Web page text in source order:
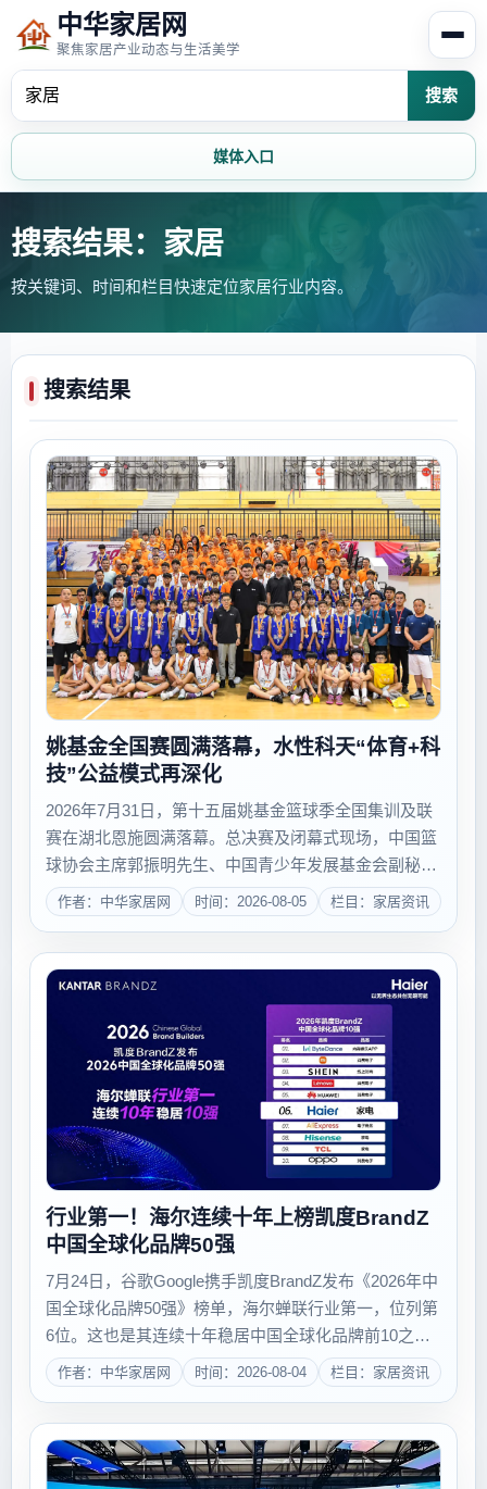
中华家居网
聚焦家居产业动态与生活美学
搜索
媒体入口
首页
家居风水 家居欣赏
家装攻略 创意家居
搜索结果：家居
按关键词、时间和栏目快速定位家居行业内容。
搜索结果
姚基金全国赛圆满落幕，水性科天“体育+科
技”公益模式再深化
2026年7月31日，第十五届姚基金篮球季全国集训及联
赛在湖北恩施圆满落幕。总决赛及闭幕式现场，中国篮
球协会主席郭振明先生、中国青少年发展基金会副秘书
长张华伟先生、北京市文化教育领域基金会第一联合党
委专职副书记林立先生、共青团湖北省委书记刘治田先
作者：中华家居网 时间：2026-08-05 栏目：家居资讯
行业第一！海尔连续十年上榜凯度BrandZ
中国全球化品牌50强
7月24日，谷歌Google携手凯度BrandZ发布《2026年中
国全球化品牌50强》榜单，海尔蝉联行业第一，位列第
6位。这也是其连续十年稳居中国全球化品牌前10之
列，全球影响力持续扩大。据悉，该榜单以凯度品牌力
模型为基础，聚焦有意义（Meaningful）、差异化
作者：中华家居网 时间：2026-08-04 栏目：家居资讯